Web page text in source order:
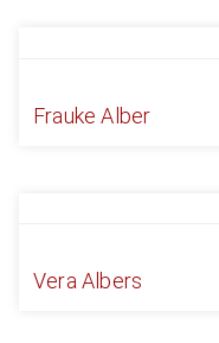
Frauke Alber
Vera Albers